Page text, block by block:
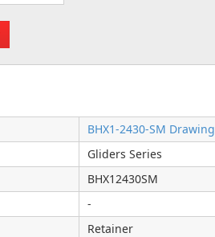
BHX1-2430-SM Drawing
Gliders Series
BHX12430SM
-
Retainer